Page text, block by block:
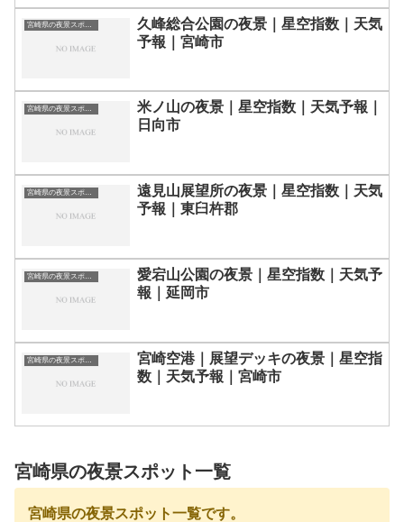
宮崎県の夜景スポット一覧
久峰総合公園の夜景｜星空指数｜天気
予報｜宮崎市
宮崎県の夜景スポット一覧
米ノ山の夜景｜星空指数｜天気予報｜
日向市
宮崎県の夜景スポット一覧
遠見山展望所の夜景｜星空指数｜天気
予報｜東臼杵郡
宮崎県の夜景スポット一覧
愛宕山公園の夜景｜星空指数｜天気予
報｜延岡市
宮崎県の夜景スポット一覧
宮崎空港｜展望デッキの夜景｜星空指
数｜天気予報｜宮崎市
宮崎県の夜景スポット一覧
宮崎県の夜景スポット一覧です。